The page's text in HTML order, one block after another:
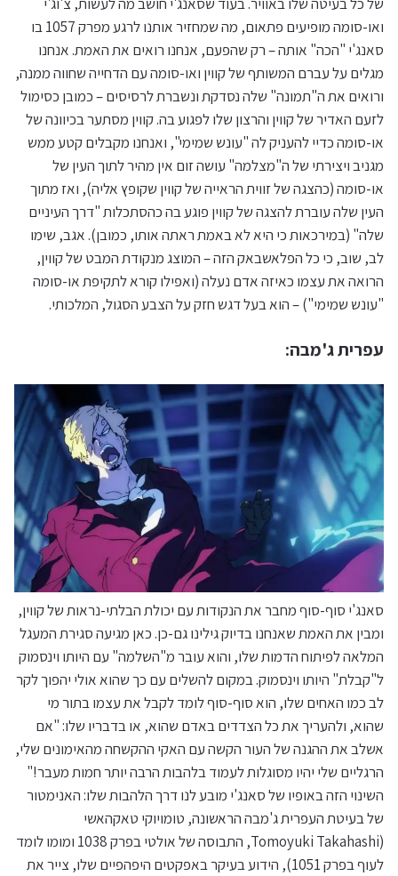
ואו-סומה מופיעים פתאום, מה שמחזיר אותנו לרגע מפרק 1057 בו
סאנג'י "הכה" אותה – רק שהפעם, אנחנו רואים את האמת. אנחנו
מגלים על עברם המשותף של קווין ואו-סומה עם הדחייה שחווה ממנה,
ורואים את ה"תמונה" שלה נסדקת ונשברת לרסיסים – כמובן כסימול
לזעם האדיר של קווין והרצון שלו לפגוע בה. קווין מסתער בכיוונה של
או-סומה כדיי להעניק לה "עונש שמימי", ואנחנו מקבלים קטע ממש
מגניב ויצירתי של ה"מצלמה" עושה זום אין מהיר לתוך העין של
או-סומה (כהצגה של זווית הראייה של קווין שקופץ אליה), ואז מתוך
העין שלה עוברת להצגה של קווין פוגע בה כהסתכלות "דרך העיניים
שלה" (במירכאות כי היא לא באמת ראתה אותו, כמובן). אגב, שימו
לב, שוב, כי כל הפלאשבאק הזה – המוצג מנקודת המבט של קווין,
הרואה את עצמו כאיזה אדם נעלה (ואפילו קורא לתקיפת או-סומה
"עונש שמימי") – הוא בעל דגש חזק על הצבע הסגול, המלכותי.
עפרית ג'מבה:
סאנג'י סוף-סוף מחבר את הנקודות עם יכולת הבלתי-נראות של קווין,
ומבין את האמת שאנחנו בדיוק גילינו גם-כן. כאן מגיעה סגירת המעגל
המלאה לפיתוח הדמות שלו, והוא עובר מ"השלמה" עם היותו וינסמוק
ל"קבלת" היותו וינסמוק. במקום להשלים עם כך שהוא אולי יהפוך לקר
לב כמו האחים שלו, הוא סוף-סוף לומד לקבל את עצמו בתור מי
שהוא, ולהעריך את כל הצדדים באדם שהוא, או בדבריו שלו: "אם
אשלב את ההגנה של העור הקשה עם האקי ההקשחה מהאימונים שלי,
הרגליים שלי יהיו מסוגלות לעמוד בלהבות הרבה יותר חמות מעבר!"
השינוי הזה באופיו של סאנג'י מובע לנו דרך הלהבות שלו: האנימטור
של בעיטת העפרית ג'מבה הראשונה, טומויוקי טאקהאשי
(Tomoyuki Takahashi, התבוסה של אולטי בפרק 1038 ומומו לומד
לעוף בפרק 1051), הידוע בעיקר באפקטים היפהפיים שלו, צייר את